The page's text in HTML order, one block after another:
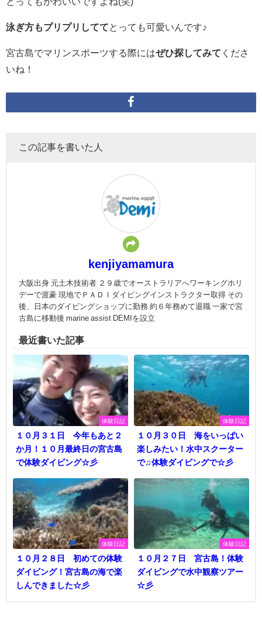
泳ぎ方もプリプリしてて とっても可愛いんです♪
宮古島でマリンスポーツする際にはぜひ探してみて くださ
いね！
この記事を書いた人
kenjiyamamura
大阪出身 元土木技術者 ２９歳でオーストラリアへワーキングホリ
デーで渡豪 現地でＰＡＤＩダイビングインストラクター取得 その
後、日本のダイビングショップに勤務 約６年務めて退職 一家で宮
古島に移動後 marine assist DEMIを設立
最近書いた記事
体験日記
１０月３１日 今年もあと２
か月！１０月最終日の宮古島
で体験ダイビング☆彡
体験日記
１０月３０日 海をいっぱい
楽しみたい！水中スクーター
で♫体験ダイビングで☆彡
体験日記
１０月２８日 初めての体験
ダイビング！宮古島の海で楽
しんできました☆彡
体験日記
１０月２７日 宮古島！体験
ダイビングで水中観察ツアー
☆彡